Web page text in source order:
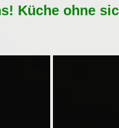
Küche ohne